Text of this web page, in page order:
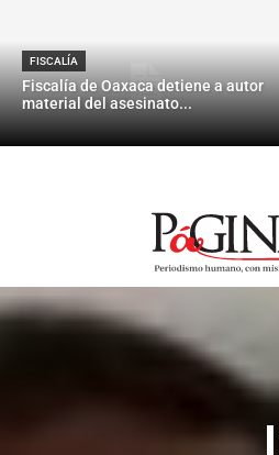
FISCALÍA
Fiscalía de Oaxaca detiene a autor
material del asesinato...